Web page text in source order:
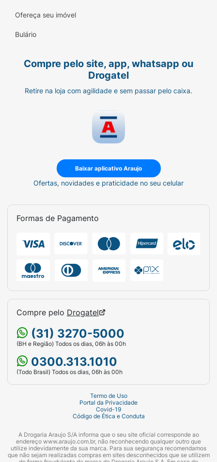
Ofereça seu imóvel
Bulário
Compre pelo site, app, whatsapp ou
Drogatel
Retire na loja com agilidade e sem passar pelo caixa.
Baixar aplicativo Araujo
Ofertas, novidades e praticidade no seu celular
Formas de Pagamento
Compre pelo Drogatel
(31) 3270-5000
(BH e Região) Todos os dias, 06h às 00h
0300.313.1010
(Todo Brasil) Todos os dias, 06h às 00h
Termo de Uso
Portal da Privacidade
Covid-19
Código de Ética e Conduta
A Drogaria Araujo S/A informa que o seu site oficial corresponde ao
endereço www.araujo.com.br, não reconhecendo qualquer outro que
utilize indevidamente da sua marca. Para sua segurança recomendamos
que não sejam realizadas compras em sites desconhecidos que se utilizem